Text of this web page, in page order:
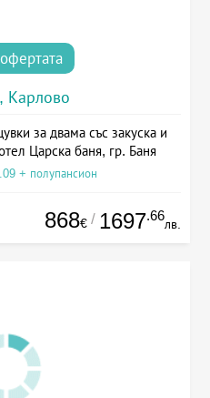
Карлово
за двама със закуска и
Царска баня, гр. Баня
+ полупансион
868€ / 1697.66
лв.